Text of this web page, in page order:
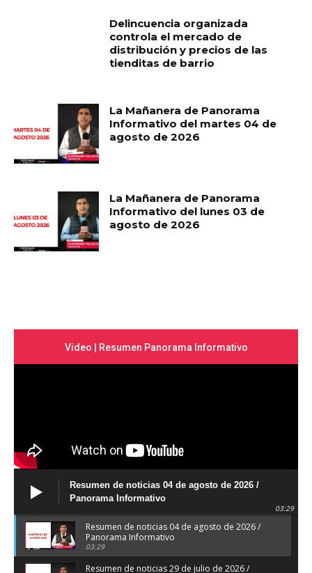
Delincuencia organizada
controla el mercado de
distribución y precios de las
tienditas de barrio
La Mañanera de Panorama
Informativo del martes 04 de
agosto de 2026
La Mañanera de Panorama
Informativo del lunes 03 de
agosto de 2026
Video | Resumen Panorama Informativo
Resumen de noticias 04 de agosto de 2026 /
Panorama Informativo
03:29
Resumen de noticias 04 de agosto de 2026 /
Panorama Informativo
03:29
Resumen de noticias 29 de julio de 2026 /